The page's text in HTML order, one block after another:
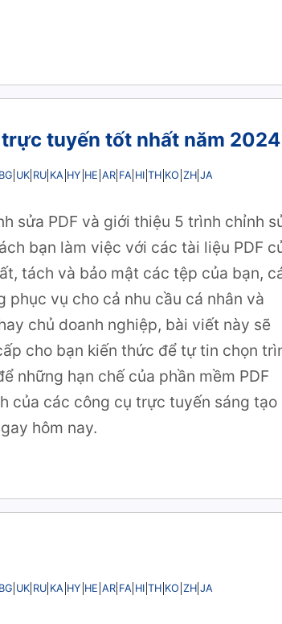
tuyến tốt nhất năm 2024
BG UK RU KA HY HE AR FA HI TH KO ZH JA
sửa PDF và giới thiệu 5 trình chỉnh
bạn làm việc với các tài liệu PDF
tách và bảo mật các tệp của bạn,
vụ cho cả nhu cầu cá nhân và
chủ doanh nghiệp, bài viết này sẽ
cho bạn kiến thức để tự tin chọn
những hạn chế của phần mềm PDF
của các công cụ trực tuyến sáng tạo
hôm nay.
BG UK RU KA HY HE AR FA HI TH KO ZH JA